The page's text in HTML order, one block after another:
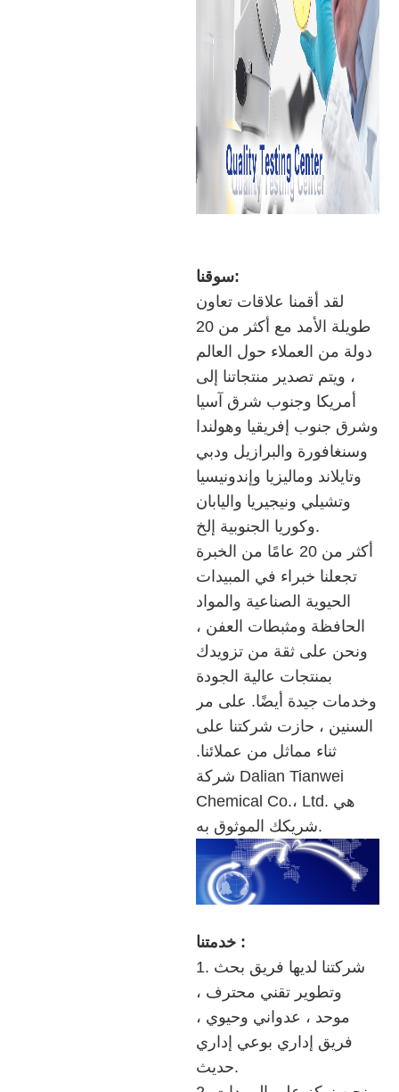
سوقنا:
لقد أقمنا علاقات تعاون
طويلة الأمد مع أكثر من 20
دولة من العملاء حول العالم
، ويتم تصدير منتجاتنا إلى
أمريكا وجنوب شرق آسيا
وشرق جنوب إفريقيا وهولندا
وسنغافورة والبرازيل ودبي
وتايلاند وماليزيا وإندونيسيا
وتشيلي ونيجيريا واليابان
وكوريا الجنوبية إلخ.
أكثر من 20 عامًا من الخبرة
تجعلنا خبراء في المبيدات
الحيوية الصناعية والمواد
الحافظة ومثبطات العفن ،
ونحن على ثقة من تزويدك
بمنتجات عالية الجودة
وخدمات جيدة أيضًا. على مر
السنين ، حازت شركتنا على
ثناء مماثل من عملائنا.
شركة Dalian Tianwei
Chemical Co.، Ltd. هي
شريكك الموثوق به.
خدمتنا :
1. شركتنا لديها فريق بحث
وتطوير تقني محترف ،
موحد ، عدواني وحيوي ،
فريق إداري بوعي إداري
حديث.